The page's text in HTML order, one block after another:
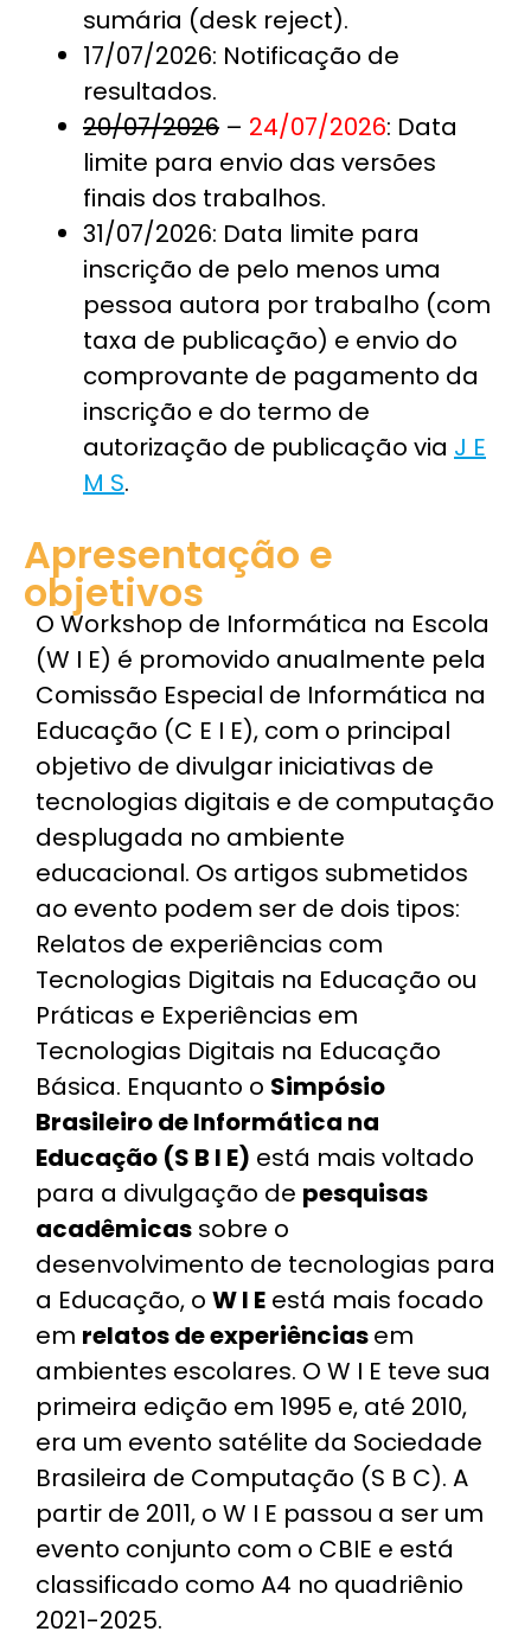
sumária (desk reject).
17/07/2026: Notificação de
resultados.
20/07/2026 – 24/07/2026: Data
limite para envio das versões
finais dos trabalhos.
31/07/2026: Data limite para
inscrição de pelo menos uma
pessoa autora por trabalho (com
taxa de publicação) e envio do
comprovante de pagamento da
inscrição e do termo de
autorização de publicação via J E
M S.
Apresentação e
objetivos
O Workshop de Informática na Escola
(W I E) é promovido anualmente pela
Comissão Especial de Informática na
Educação (C E I E), com o principal
objetivo de divulgar iniciativas de
tecnologias digitais e de computação
desplugada no ambiente
educacional. Os artigos submetidos
ao evento podem ser de dois tipos:
Relatos de experiências com
Tecnologias Digitais na Educação ou
Práticas e Experiências em
Tecnologias Digitais na Educação
Básica. Enquanto o Simpósio
Brasileiro de Informática na
Educação (S B I E) está mais voltado
para a divulgação de pesquisas
acadêmicas sobre o
desenvolvimento de tecnologias para
a Educação, o W I E está mais focado
em relatos de experiênciasem
ambientes escolares. O W I E teve sua
primeira edição em 1995 e, até 2010,
era um evento satélite da Sociedade
Brasileira de Computação (S B C). A
partir de 2011, o W I E passou a ser um
evento conjunto com o CBIE e está
classificado como A4 no quadriênio
2021-2025.